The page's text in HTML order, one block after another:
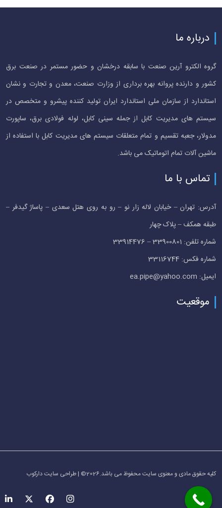
درباره ما
گروه الکترو آرین صنعت با سابقه درخشان و حضور مستمر در صنعت برق
کشور و دارنده پروانه بهره برداری از وزارت صنعت، معدن و تجارت و نشان
استاندارد از سازمان ملی استاندارد ایران تولید کننده پیشرو و متخصص در
سیستم های مدیریت کابل از جمله سینی کابل، لوله فولادی برق، ساپورت
مدولار، جعبه تقسیم و تمام متعلقات سیستم های مدیریت کابل با استفاده از
ماشین آلات تمام اتوماتیک می باشد.
تماس با ما
آدرس: تهران – خیابان لاله زار نو – رو به روی هتل سعدی – پاساژ گیدفر –
طبقه همکف – پلاک چهار
شماره تلفن: 33900801 – 33914476
شماره فکس: 33116744
ایمیل: ea.pipe@yahoo.com
موقعیت
کلیه حقوق مادی و معنوی سایت محفوظ می باشد.2026© | طراحی سایت دارکوب